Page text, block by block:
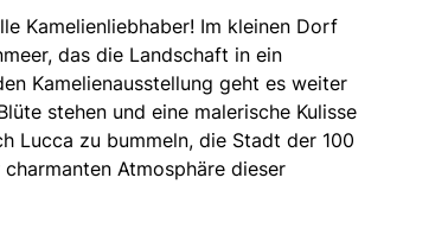
Kamelienliebhaber! Im kleinen Dorf
das die Landschaft in ein
Kamelienausstellung geht es weiter
stehen und eine malerische Kulisse
Lucca zu bummeln, die Stadt der 100
Atmosphäre dieser